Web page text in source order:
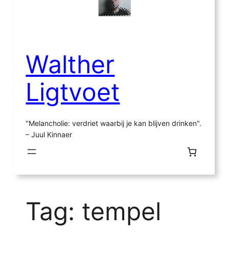
Walther
Ligtvoet
"Melancholie: verdriet waarbij je kan blijven drinken".
– Juul Kinnaer
Tag: tempel